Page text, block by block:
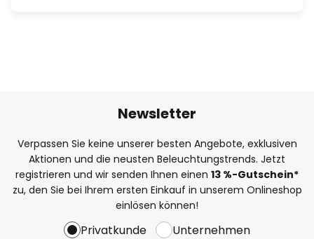
Newsletter
Verpassen Sie keine unserer besten Angebote, exklusiven
Aktionen und die neusten Beleuchtungstrends. Jetzt
registrieren und wir senden Ihnen einen 13 %-Gutschein*
zu, den Sie bei Ihrem ersten Einkauf in unserem Onlineshop
einlösen können!
Privatkunde Unternehmen